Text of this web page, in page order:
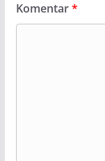
Komentar*